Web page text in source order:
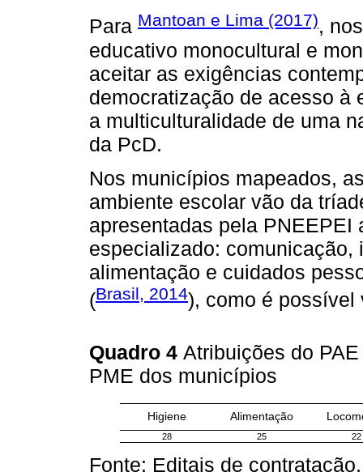
Para Mantoan e Lima (2017),
educativo monocultural e
aceitar as exigências
democratização de acesso à
a multiculturalidade de uma
da PcD.
Nos municípios mapeados,
ambiente escolar vão da
apresentadas pela
especializado:
alimentação e cuidados
(Brasil, 2014), como é
Quadro 4 Atribuições do
PME dos municípios
Higiene Alimentação
28 25 22
Fonte: Editais de